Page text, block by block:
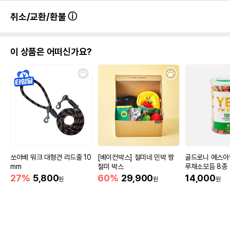
품명 및 모델명
(48x60cm)
법에 의한 인증,허가 등을
취소/교환/환불
이 상품은 어떠신가요?
쏘아베 워크 대형견 리드줄 10
mm
27% 5,800원
[베이컨박스] 절미네 민박 짱
절미 박스
60% 29,900원
골드로니 예스
루채소모듬 8종
14,000원